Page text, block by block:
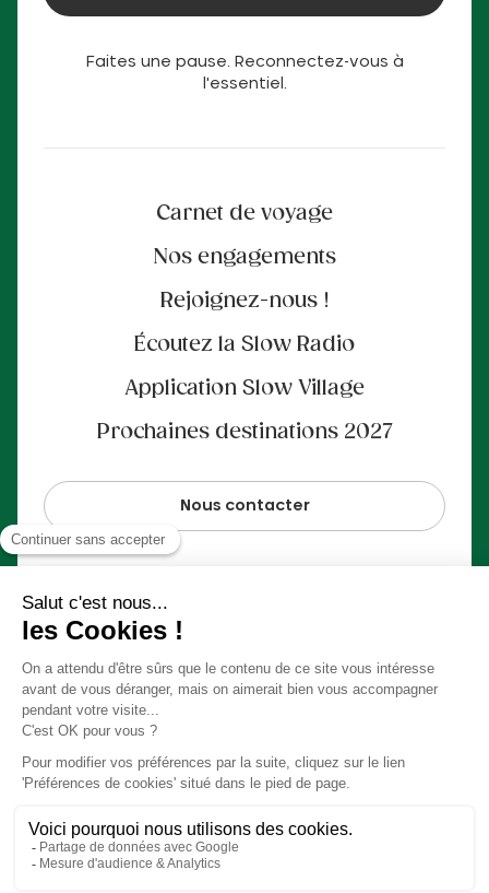
Faites une pause. Reconnectez-vous à
l'essentiel.
Carnet de voyage
Nos engagements
Rejoignez-nous !
Écoutez la Slow Radio
Application Slow Village
Prochaines destinations 2027
Nous contacter
Préférences Cookies